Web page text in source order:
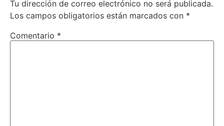
Tu dirección de correo electrónico no será publicada.
Los campos obligatorios están marcados con *
Comentario *